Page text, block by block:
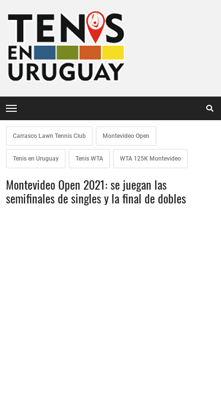
Carrasco Lawn Tennis Club Montevideo Open
Tenis en Uruguay Tenis WTA WTA 125K Montevideo
Montevideo Open 2021: se juegan las
semifinales de singles y la final de dobles